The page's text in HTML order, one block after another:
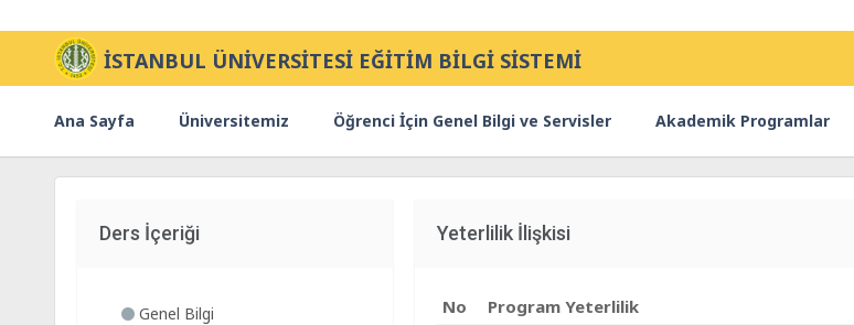
İSTANBUL ÜNİVERSİTESİ EĞİTİM BİLGİ SİSTEMİ
Ana Sayfa Üniversitemiz Öğrenci İçin Genel Bilgi ve Servisler Akademik Programlar
Ders İçeriği
Genel Bilgi
Yeterlilik İlişkisi
No Program Yeterlilik